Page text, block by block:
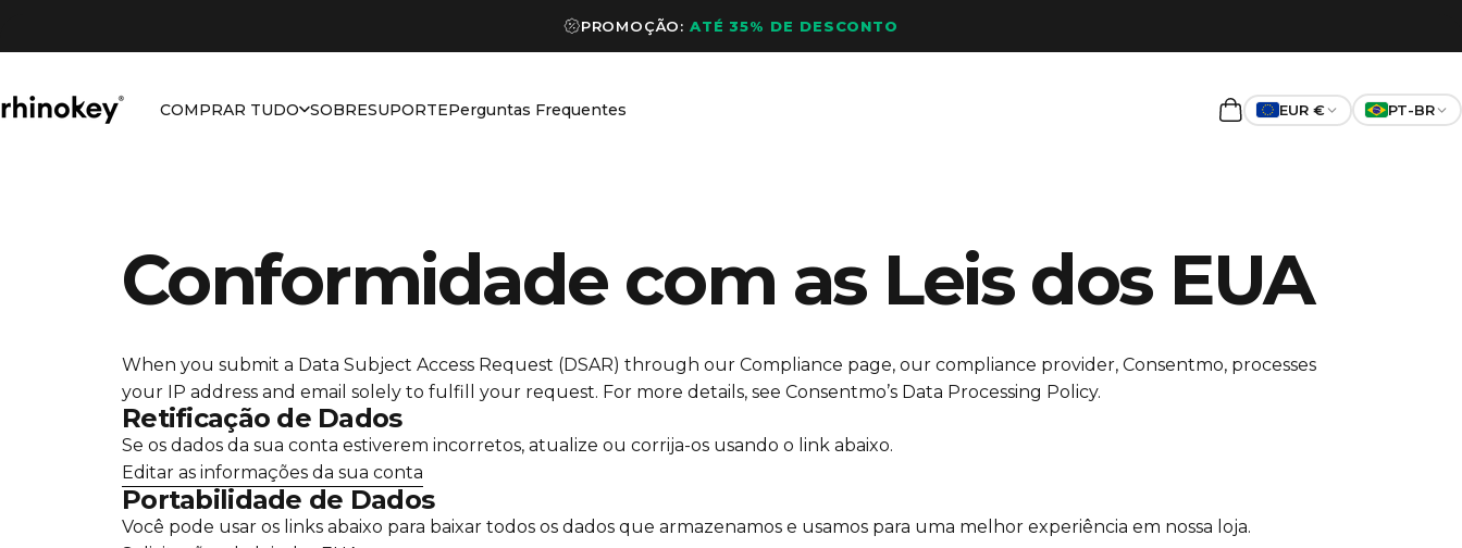
PROMOÇÃO: ATÉ 35% DE DESCONTO
Rhinokey® COMPRAR TUDO SOBRESUPORTEPerguntas Frequentes CarrinhoEUR € PT-BR
Conformidade com as Leis dos EUA
When you submit a Data Subject Access Request (DSAR) through our Compliance page, our compliance provider, Consentmo, processes
your IP address and email solely to fulfill your request. For more details, see Consentmo’s Data Processing Policy.
Retificação de Dados
Se os dados da sua conta estiverem incorretos, atualize ou corrija-os usando o link abaixo.
Editar as informações da sua conta
Portabilidade de Dados
Você pode usar os links abaixo para baixar todos os dados que armazenamos e usamos para uma melhor experiência em nossa loja.